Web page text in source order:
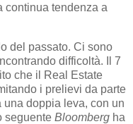
continua tendenza a
del passato. Ci sono
difficoltà. Il 7
che il Real Estate
i prelievi da parte
doppia leva, con un
seguente Bloomberg ha